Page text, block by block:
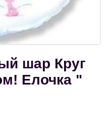
шар Круг
Елочка "